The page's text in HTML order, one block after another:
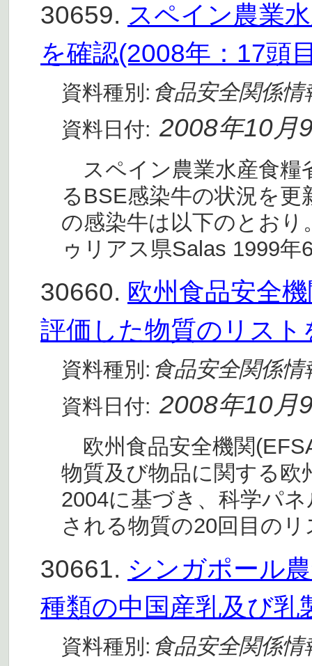
30659. スペイン農業
を確認(2008年：17頭
資料種別: 食品安全関係情
資料日付: 2008年10月
スペイン農業水産食糧
るBSE感染牛の状況を
の感染牛は以下のとお
ゥリアス県Salas 1999年
30660. 欧州食品安全
評価した物質のリスト
資料種別: 食品安全関係情
資料日付: 2008年10月
欧州食品安全機関
物質及び物品に関する欧
2004に基づき、科学パ
される物質の20回目のリ
30661. シンガポール
種類の中国産乳及び
資料種別: 食品安全関係情